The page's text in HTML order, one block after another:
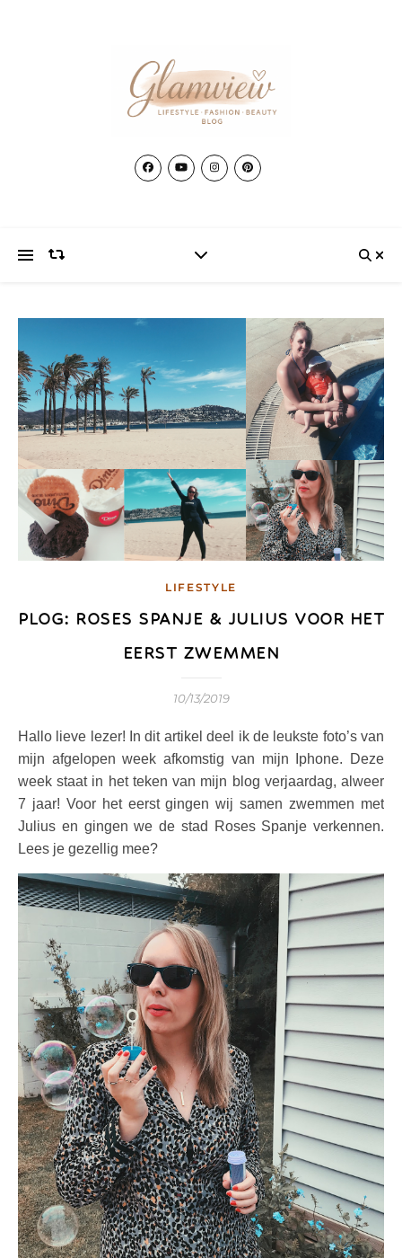
LIFESTYLE
PLOG: ROSES SPANJE & JULIUS VOOR HET
EERST ZWEMMEN
10/13/2019
Hallo lieve lezer! In dit artikel deel ik de leukste foto’s van
mijn afgelopen week afkomstig van mijn Iphone. Deze
week staat in het teken van mijn blog verjaardag, alweer
7 jaar! Voor het eerst gingen wij samen zwemmen met
Julius en gingen we de stad Roses Spanje verkennen.
Lees je gezellig mee?